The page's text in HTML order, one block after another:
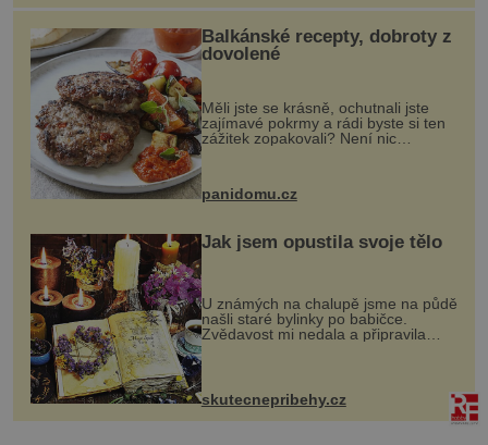
Balkánské recepty, dobroty z
dovolené
Měli jste se krásně, ochutnali jste
zajímavé pokrmy a rádi byste si ten
zážitek zopakovali? Není nic
snazšího. Pljeskavica (10 porcí)
Možná jste ji ochutnali na dovolené v
panidomu.cz
Jak jsem opustila svoje tělo
U známých na chalupě jsme na půdě
našli staré bylinky po babičce.
Zvědavost mi nedala a připravila
jsem si z nich lektvar… Zimní pobyt
na chalupě se pro mě vlastní vinou
změnil v děsivý zážitek, na kt...
skutecnepribehy.cz